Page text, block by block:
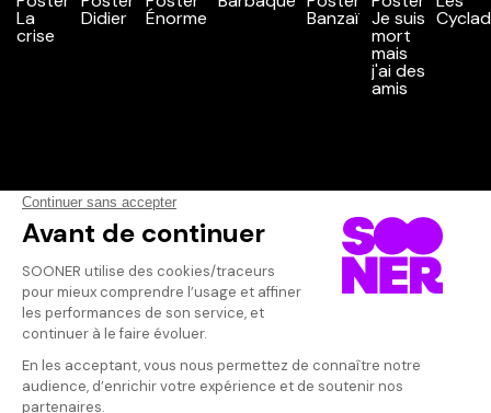
Vos avis
Donnez votre avis
Votre note
Votre commentaire
Il faut vous connecter pour
publier un avis
Un bon